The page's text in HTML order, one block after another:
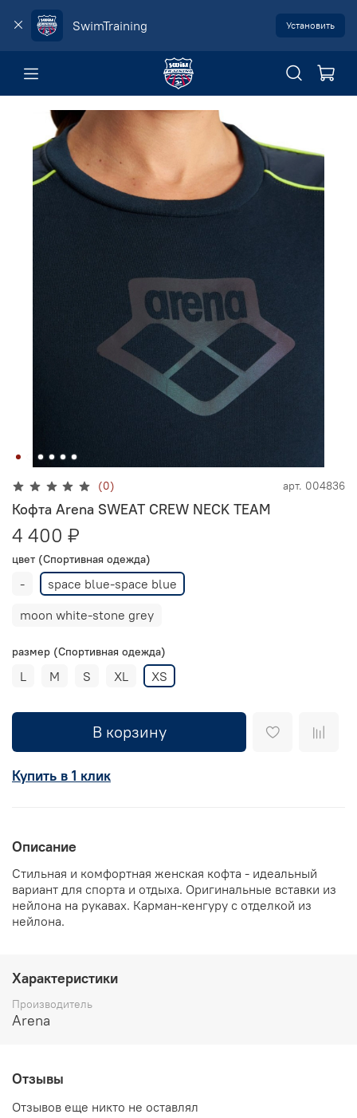
SwimTraining Установить
(0) арт. 004836
Кофта Arena SWEAT CREW NECK TEAM
4 400 ₽
цвет (Cпортивная одежда)
-
space blue-space blue
moon white-stone grey
размер (Cпортивная одежда)
L M S XL XS
В корзину
Купить в 1 клик
Описание
Стильная и комфортная женская кофта - идеальный
вариант для спорта и отдыха. Оригинальные вставки из
нейлона на рукавах. Карман-кенгуру с отделкой из
нейлона.
Характеристики
Производитель
Arena
Отзывы
Отзывов еще никто не оставлял